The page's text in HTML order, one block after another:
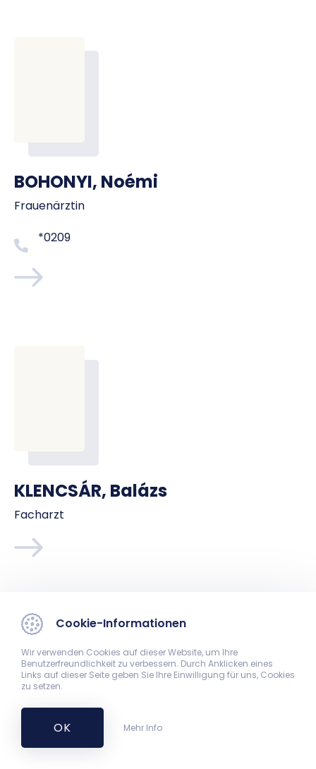
BOHONYI, Noémi
Frauenärztin
*0209
KLENCSÁR, Balázs
Facharzt
Cookie-Informationen
Wir verwenden Cookies auf dieser Website, um Ihre
Benutzerfreundlichkeit zu verbessern. Durch Anklicken eines
Links auf dieser Seite geben Sie Ihre Einwilligung für uns, Cookies
zu setzen.
OK Mehr Info